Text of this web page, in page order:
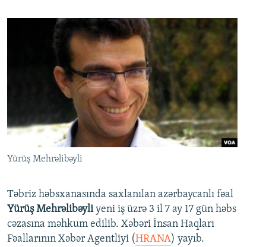
Yürüş Mehrəlibəyli
Təbriz həbsxanasında saxlanılan azərbaycanlı fəal
Yürüş Mehrəlibəyliyeni iş üzrə 3 il 7 ay 17 gün həbs
cəzasına məhkum edilib. Xəbəri İnsan Haqları
Fəallarının Xəbər Agentliyi (HRANA) yayıb.